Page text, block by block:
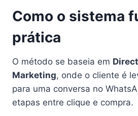
Como o sistema
prática
O método se baseia em
Marketing, onde o cliente é
para uma conversa no
etapas entre clique e compra.